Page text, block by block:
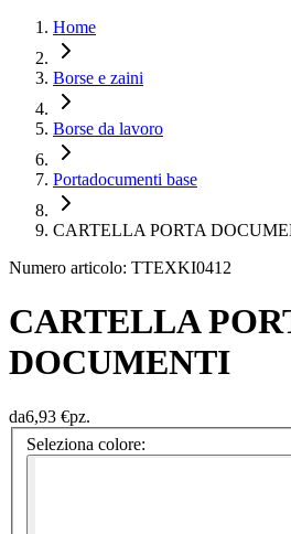
Home
Borse e zaini
Borse da lavoro
Portadocumenti base
CARTELLA PORTA
Numero articolo: TTEXKI0412
CARTELLA
DOCUMENTI
da6,93 €pz.
Seleziona colore: